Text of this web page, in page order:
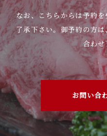
🍻忘年会
忘年会のご予約受付中で
おかげさまで、例年通
会のご予約・お問い合
すので、ご検討中のお
スメ致します🙇‍♂️
ご予約はお電話または
す📝
是非、たくさんのご来
なお、こちらからは予約
了承下さい。御予約の方
合わ
お問い合